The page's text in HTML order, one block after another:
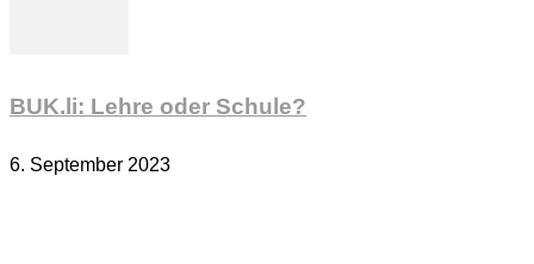
BUK.li: Lehre oder Schule?
6. September 2023